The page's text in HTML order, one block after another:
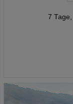
7 Tage,